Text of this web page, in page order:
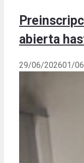
abierta
29/06/202601/